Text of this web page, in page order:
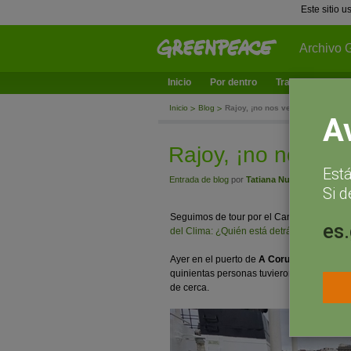
Este sitio
Archivo
Inicio Por dentro Trabajamos en
Inicio Blog Rajoy, ¡no nos vendas más
Rajoy, ¡no nos
Entrada de blog por Tatiana Nuño -
Seguimos de tour por el Cantábrico con
del Clima: ¿Quién está detrás del
Ayer en el puerto de A Coruña
quinientas personas tuvieron la
de cerca.
Si